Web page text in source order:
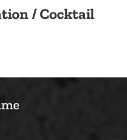
/ Cocktail